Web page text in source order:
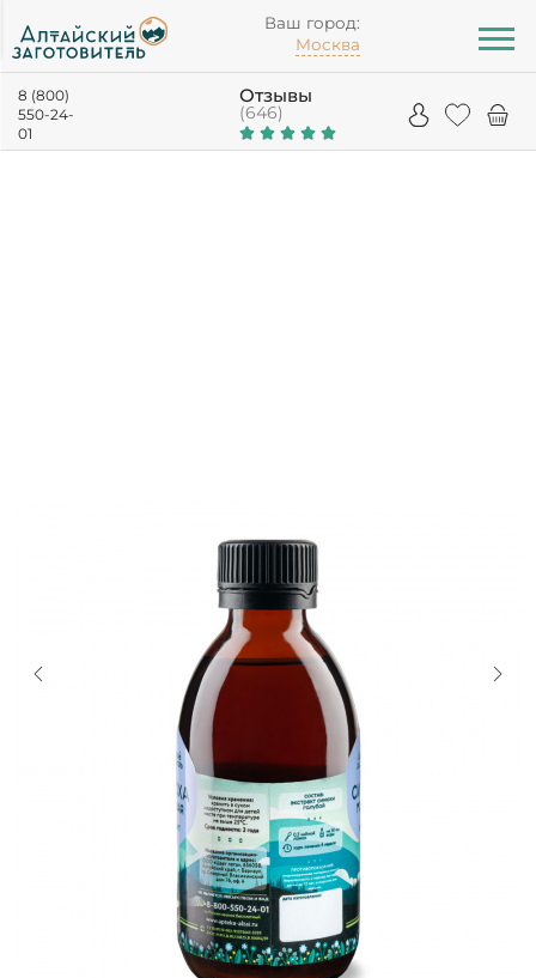
Ваш город:
Москва
8 (800)
550-24-
01
Отзывы
(646)